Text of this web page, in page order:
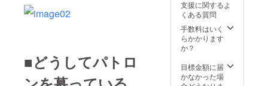
■どうしてパトロ
の、やっぱ
り好きなの
は踊れる中
東系とエレ
近ハマって
お願い申し上げ
ます。 ※広告素
材は8月末までに
送っていただく
予定となりま
支援に関するよ
くある質問
手数料はいく
らかかります
か？
目標金額に届
かなかった場